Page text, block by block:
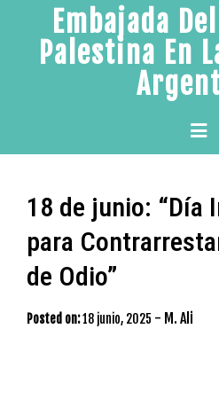
content
Embajada
Palestina En
18 de junio: “Día
para
de Odio”
Posted on:18 junio, 2025 - M. Ali